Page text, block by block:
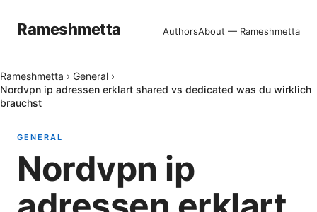
Rameshmetta AuthorsAbout — Rameshmetta
Rameshmetta › General ›
Nordvpn ip adressen erklart shared vs dedicated was du wirklich
brauchst
GENERAL
Nordvpn ip